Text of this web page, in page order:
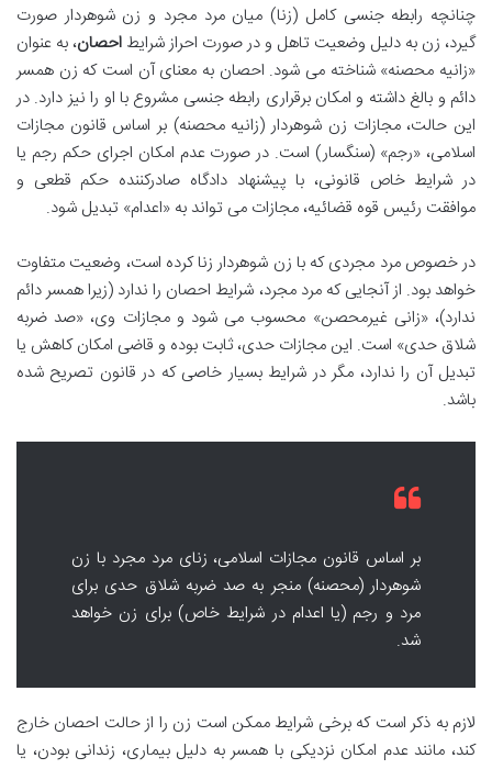
چنانچه رابطه جنسی کامل (زنا) میان مرد مجرد و زن شوهردار صورت
گیرد، زن به دلیل وضعیت تاهل و در صورت احراز شرایط احصان، به عنوان
«زانیه محصنه» شناخته می شود. احصان به معنای آن است که زن همسر
دائم و بالغ داشته و امکان برقراری رابطه جنسی مشروع با او را نیز دارد. در
این حالت، مجازات زن شوهردار (زانیه محصنه) بر اساس قانون مجازات
اسلامی، «رجم» (سنگسار) است. در صورت عدم امکان اجرای حکم رجم یا
در شرایط خاص قانونی، با پیشنهاد دادگاه صادرکننده حکم قطعی و
موافقت رئیس قوه قضائیه، مجازات می تواند به «اعدام» تبدیل شود.
در خصوص مرد مجردی که با زن شوهردار زنا کرده است، وضعیت متفاوت
خواهد بود. از آنجایی که مرد مجرد، شرایط احصان را ندارد (زیرا همسر دائم
ندارد)، «زانی غیرمحصن» محسوب می شود و مجازات وی، «صد ضربه
شلاق حدی» است. این مجازات حدی، ثابت بوده و قاضی امکان کاهش یا
تبدیل آن را ندارد، مگر در شرایط بسیار خاصی که در قانون تصریح شده
باشد.
بر اساس قانون مجازات اسلامی، زنای مرد مجرد با زن
شوهردار (محصنه) منجر به صد ضربه شلاق حدی برای
مرد و رجم (یا اعدام در شرایط خاص) برای زن خواهد
شد.
لازم به ذکر است که برخی شرایط ممکن است زن را از حالت احصان خارج
کند، مانند عدم امکان نزدیکی با همسر به دلیل بیماری، زندانی بودن، یا